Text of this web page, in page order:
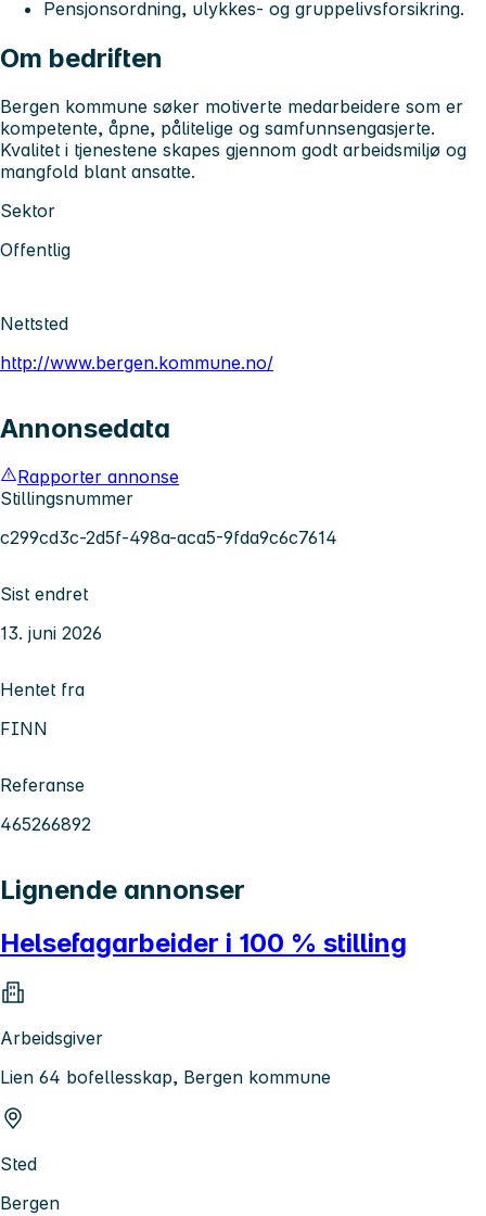
Pensjonsordning, ulykkes- og gruppelivsforsikring.
Om bedriften
Bergen kommune søker motiverte medarbeidere som er
kompetente, åpne, pålitelige og samfunnsengasjerte.
Kvalitet i tjenestene skapes gjennom godt arbeidsmiljø og
mangfold blant ansatte.
Sektor
Offentlig
Nettsted
http://www.bergen.kommune.no/
Annonsedata
Rapporter annonse
Stillingsnummer
c299cd3c-2d5f-498a-aca5-9fda9c6c7614
Sist endret
13. juni 2026
Hentet fra
FINN
Referanse
465266892
Lignende annonser
Helsefagarbeider i 100 % stilling
Arbeidsgiver
Lien 64 bofellesskap, Bergen kommune
Sted
Bergen